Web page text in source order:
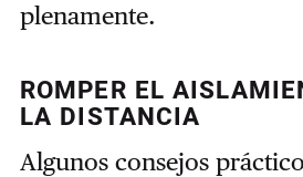
plenamente.
ROMPER EL
LA DISTANCIA
Algunos consejos